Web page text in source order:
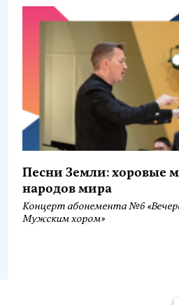
Песни Земли: хоровые
народов мира
Концерт абонемента №6
Мужским хором»
Продолжая использовать наш